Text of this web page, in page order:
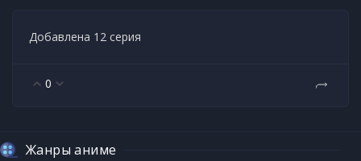
Добавлена 12 серия
0
Жанры аниме